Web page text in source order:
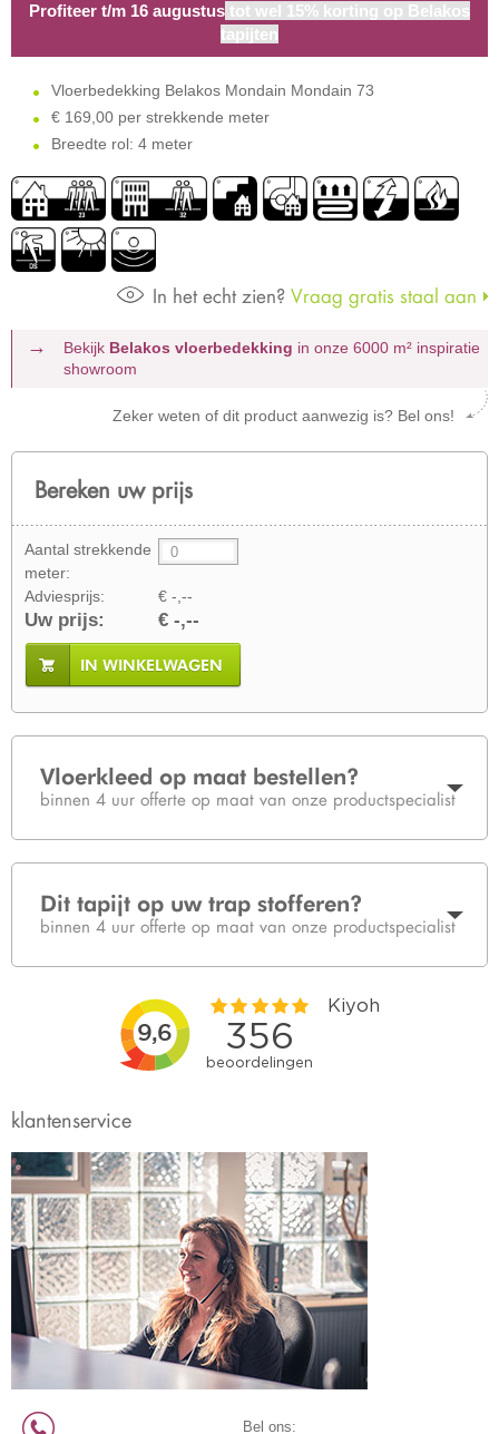
Profiteer t/m 16 augustus tot wel 15% korting op Belakos
tapijten
Vloerbedekking Belakos Mondain Mondain 73
€ 169,00 per strekkende meter
Breedte rol: 4 meter
In het echt zien? Vraag gratis staal aan
Bekijk Belakos vloerbedekking in onze 6000 m² inspiratie
showroom
Zeker weten of dit product aanwezig is? Bel ons!
Bereken uw prijs
Aantal strekkende
meter:
Adviesprijs:
€ -,--
Uw prijs: € -,--
IN WINKELWAGEN
Vloerkleed op maat bestellen?
binnen 4 uur offerte op maat van onze productspecialist
Dit tapijt op uw trap stofferen?
binnen 4 uur offerte op maat van onze productspecialist
klantenservice
Bel ons: